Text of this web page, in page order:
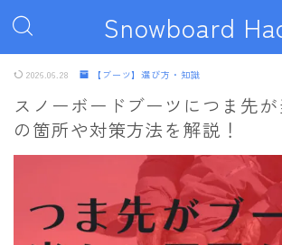
Snowboard
MENU
ボード
011artistic
BATALEON
2026.06.28 【ブーツ】選び方・知識
スノーボードブーツにつま先
の箇所や対策方法を解説！